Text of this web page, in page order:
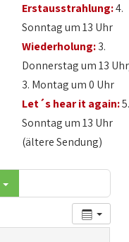
Erstausstrahlung:4.
Sonntag um 13 Uhr
Wiederholung:3.
Donnerstag um 13
3. Montag um 0 Uhr
Let´s hear it again:
Sonntag um 13 Uhr
(ältere Sendung)